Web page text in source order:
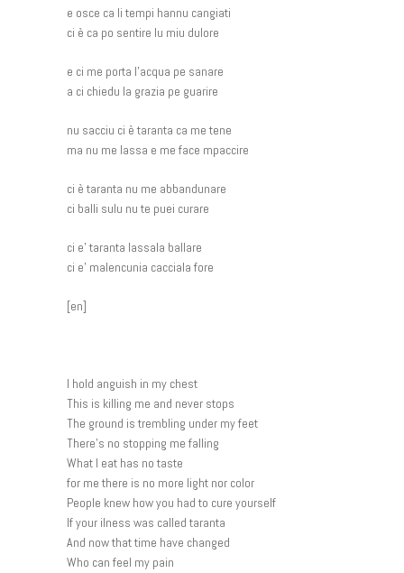
e osce ca li tempi hannu cangiati
ci è ca po sentire lu miu dulore
e ci me porta l’acqua pe sanare
a ci chiedu la grazia pe guarire
nu sacciu ci è taranta ca me tene
ma nu me lassa e me face mpaccire
ci è taranta nu me abbandunare
ci balli sulu nu te puei curare
ci e’ taranta lassala ballare
ci e’ malencunia cacciala fore
[en]
I hold anguish in my chest
This is killing me and never stops
The ground is trembling under my feet
There’s no stopping me falling
What I eat has no taste
for me there is no more light nor color
People knew how you had to cure yourself
If your ilness was called taranta
And now that time have changed
Who can feel my pain